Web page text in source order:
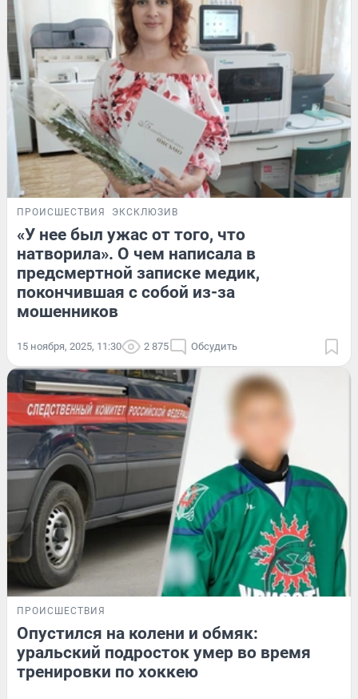
ПРОИСШЕСТВИЯ ЭКСКЛЮЗИВ
«У нее был ужас от того, что
натворила». О чем написала в
предсмертной записке медик,
покончившая с собой из-за
мошенников
15 ноября, 2025, 11:30 2 875 Обсудить
ПРОИСШЕСТВИЯ
Опустился на колени и обмяк:
уральский подросток умер во время
тренировки по хоккею